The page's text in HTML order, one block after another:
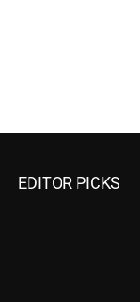
EDITOR PICKS